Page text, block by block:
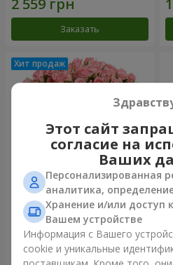
Заказать
Цветы в коробке "Розовый
оазис"
2 749 грн
2
Этот сайт
согласие на
Ваших
Персонализированная
аналитика,
Хранение и/или доступ
Вашем устройстве
Информация с Вашего
cookie и уникальные